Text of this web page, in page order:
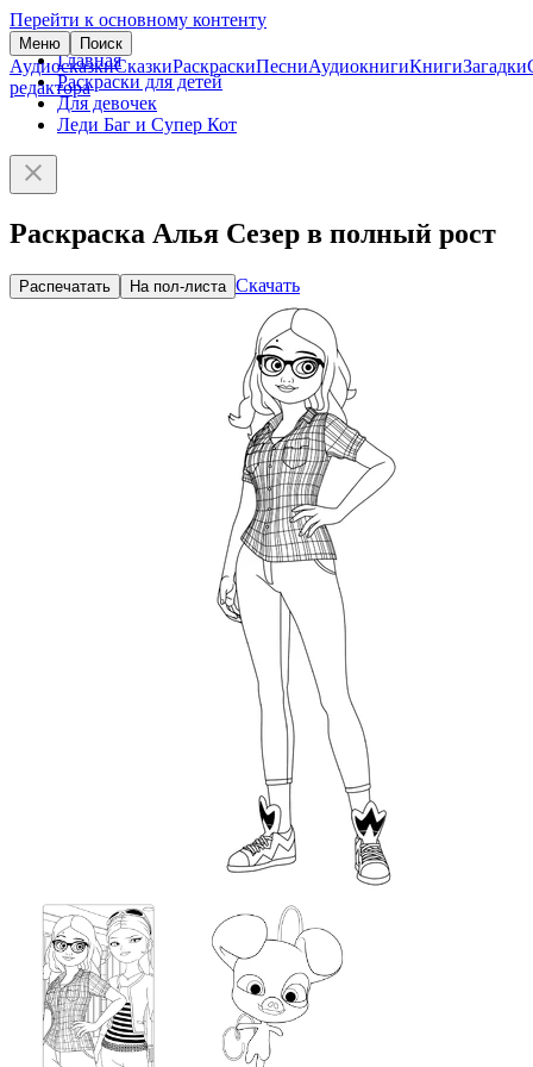
Перейти к основному контенту
Меню Поиск
АудиосказкиСказкиРаскраскиПесниАудиокнигиКнигиЗагадки
редактора
Главная
Раскраски для детей
Для девочек
Леди Баг и Супер Кот
Раскраска Алья Сезер в полный рост
Распечатать На пол-листа Скачать